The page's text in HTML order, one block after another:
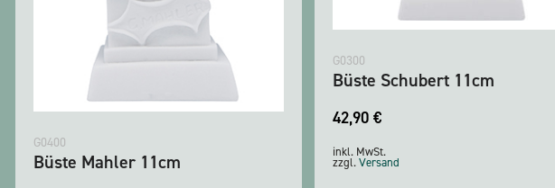
G0400
Büste Mahler 11cm
G0300
Büste Schubert 11cm
42,90 €
inkl. MwSt.
zzgl.Versand